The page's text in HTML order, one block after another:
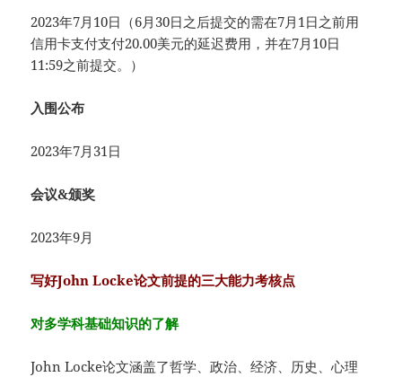
2023年7月10日（6月30日之后提交的需在7月1日之前用
信用卡支付支付20.00美元的延迟费用，并在7月10日
11:59之前提交。）
入围公布
2023年7月31日
会议&颁奖
2023年9月
写好John Locke论文前提的三大能力考核点
对多学科基础知识的了解
John Locke论文涵盖了哲学、政治、经济、历史、心理